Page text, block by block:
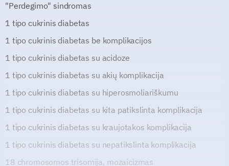
"Perdegimo" sindromas
1 tipo cukrinis diabetas
1 tipo cukrinis diabetas be komplikacijos
1 tipo cukrinis diabetas su acidoze
1 tipo cukrinis diabetas su akių komplikacija
1 tipo cukrinis diabetas su hiperosmoliariškumu
1 tipo cukrinis diabetas su kita patikslinta komplikacija
1 tipo cukrinis diabetas su kraujotakos komplikacija
1 tipo cukrinis diabetas su nepatikslinta komplikacija
18 chromosomos trisomija, mozaicizmas